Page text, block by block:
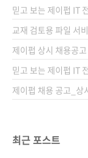
브라우저를 통한 해킹 방
으로 풀어준 책인데, 아쉽
이 되었네요. 오늘 소개
책은 독특한 구성으로 꾸
의 없이 재미있는 글과
양서입니다...
믿고 보는 제이펍 IT
교재 검토용 파일 서
제이펍 상시 채용공고
믿고 보는 제이펍 IT
제이펍 채용 공고_상
최근 포스트